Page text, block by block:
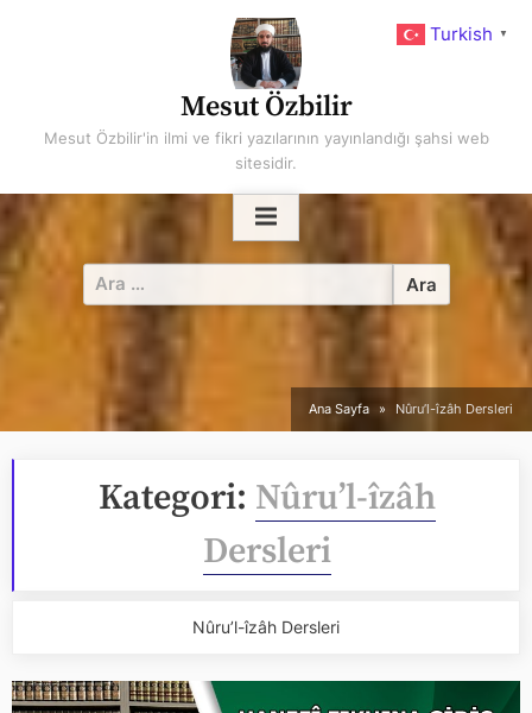
Mesut Özbilir
Mesut Özbilir'in ilmi ve fikri yazılarının yayınlandığı şahsi web
sitesidir.
Arama:
Ana Sayfa Nûru’l-îzâh Dersleri
Kategori: Nûru’l-îzâh
Dersleri
Nûru’l-îzâh Dersleri
Turkish ▼